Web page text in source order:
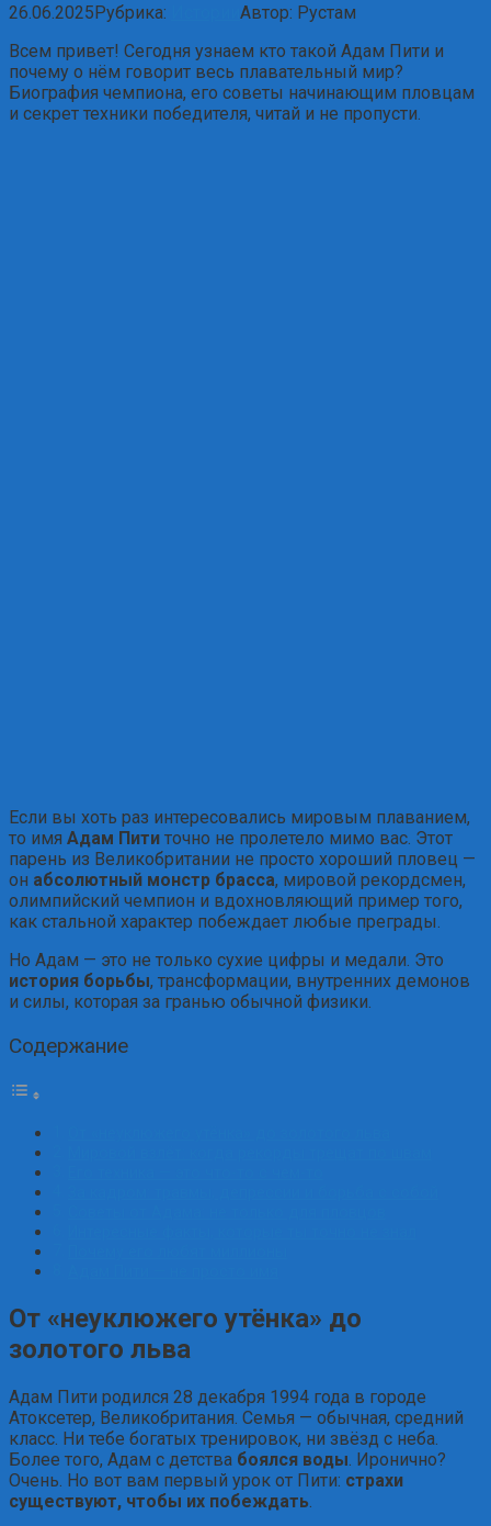
26.06.2025Рубрика: Автор: Рустам
Всем привет! Сегодня узнаем кто такой Адам Пити и
почему о нём говорит весь плавательный мир?
Биография чемпиона, его советы начинающим пловцам
и секрет техники победителя, читай и не пропусти.
Если вы хоть раз интересовались мировым плаванием,
то имя Адам Пити точно не пролетело мимо вас. Этот
парень из Великобритании не просто хороший пловец —
он абсолютный монстр брасса, мировой рекордсмен,
олимпийский чемпион и вдохновляющий пример того,
как стальной характер побеждает любые преграды.
Но Адам — это не только сухие цифры и медали. Это
история борьбы, трансформации, внутренних демонов
и силы, которая за гранью обычной физики.
Содержание
От «неуклюжего утёнка» до
золотого льва
Адам Пити родился 28 декабря 1994 года в городе
Атоксетер, Великобритания. Семья — обычная, средний
класс. Ни тебе богатых тренировок, ни звёзд с неба.
Более того, Адам с детства боялся воды. Иронично?
Очень. Но вот вам первый урок от Пити: страхи
существуют, чтобы их побеждать.